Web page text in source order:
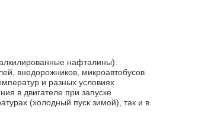
нафталины).
внедорожников, микроавтобусов
и разных условиях
в двигателе при запуске
(холодный пуск зимой), так и в